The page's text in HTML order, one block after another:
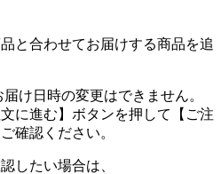
と合わせてお届けする商品を追
け日時の変更はできません。
に進む】ボタンを押して【ご注
確認ください。
したい場合は、